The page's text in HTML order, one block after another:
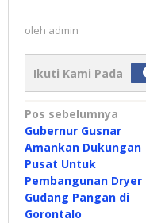
oleh admin
Ikuti Kami Pada
Navigasi
pos
Pos sebelumnya
Gubernur Gusnar
Amankan Dukungan
Pusat Untuk
Pembangunan Dryer
Gudang Pangan di
Gorontalo